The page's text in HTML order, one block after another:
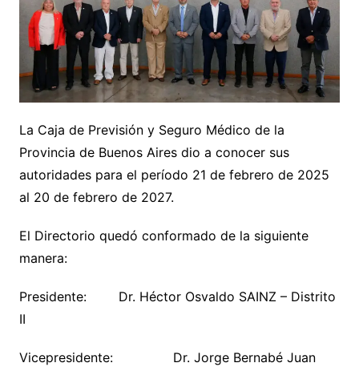
La Caja de Previsión y Seguro Médico de la
Provincia de Buenos Aires dio a conocer sus
autoridades para el período 21 de febrero de 2025
al 20 de febrero de 2027.
El Directorio quedó conformado de la siguiente
manera:
Presidente: Dr. Héctor Osvaldo SAINZ – Distrito
II
Vicepresidente: Dr. Jorge Bernabé Juan